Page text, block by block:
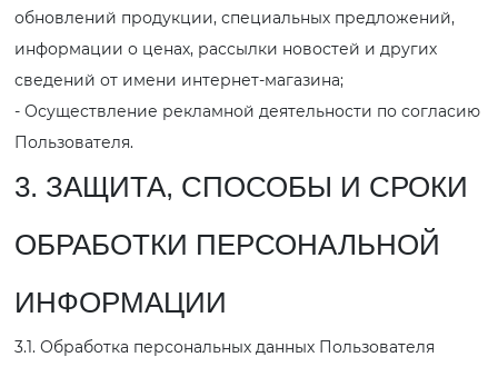
обновлений продукции, специальных предложений,
информации о ценах, рассылки новостей и других
сведений от имени интернет-магазина;
- Осуществление рекламной деятельности по согласию
Пользователя.
3. ЗАЩИТА, СПОСОБЫ И СРОКИ
ОБРАБОТКИ ПЕРСОНАЛЬНОЙ
ИНФОРМАЦИИ
3.1. Обработка персональных данных Пользователя